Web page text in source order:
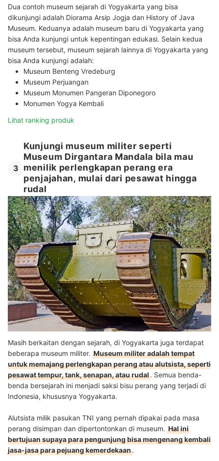
Dua contoh museum sejarah di Yogyakarta yang bisa
dikunjungi adalah Diorama Arsip Jogja dan History of Java
Museum. Keduanya adalah museum baru di Yogyakarta yang
bisa Anda kunjungi untuk kepentingan edukasi. Selain kedua
museum tersebut, museum sejarah lainnya di Yogyakarta yang
bisa Anda kunjungi adalah:
Museum Benteng Vredeburg
Museum Perjuangan
Museum Monumen Pangeran Diponegoro
Monumen Yogya Kembali
Lihat ranking produk
3
Kunjungi museum militer seperti
Museum Dirgantara Mandala bila mau
menilik perlengkapan perang era
penjajahan, mulai dari pesawat hingga
rudal
Masih berkaitan dengan sejarah, di Yogyakarta juga terdapat
beberapa museum militer. Museum militer adalah tempat
untuk memajang perlengkapan perang atau alutsista, seperti
pesawat tempur, tank, senapan, atau rudal. Semua benda-
benda bersejarah ini menjadi saksi bisu perang yang terjadi di
Indonesia, khususnya Yogyakarta.
Alutsista milik pasukan TNI yang pernah dipakai pada masa
perang disimpan dan dipertontonkan di museum. Hal ini
bertujuan supaya para pengunjung bisa mengenang kembali
jasa-jasa para pejuang kemerdekaan.